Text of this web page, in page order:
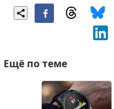
Ещё по теме